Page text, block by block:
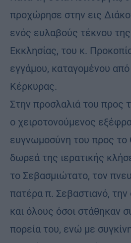
προχώρησε στην εις
ενός ευλαβούς τέκνου
Εκκλησίας, του κ.
εγγάμου, καταγομένου
Κέρκυρας.
Στην προσλαλιά του προς
ο χειροτονούμενος
ευγνωμοσύνη του προς το
δωρεά της ιερατικής
το Σεβασμιώτατο, τον
πατέρα π. Σεβαστιανό, την
και όλους όσοι στάθηκαν
πορεία του, ενώ με